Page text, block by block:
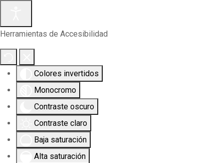
Herramientas de Accesibilidad
Colores invertidos
Monocromo
Contraste oscuro
Contraste claro
Baja saturación
Alta saturación